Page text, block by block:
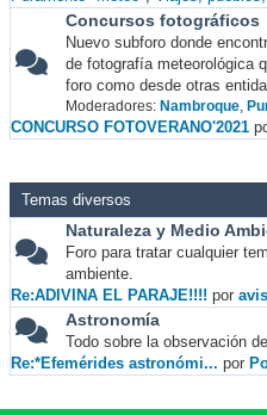
Concursos fotográficos
Nuevo subforo donde
de fotografía meteorológica
foro como desde otras
Moderadores: Nambroque,
CONCURSO FOTOVERANO'2021
Temas diversos
Naturaleza y Medio
Foro para tratar cualquier
ambiente.
Re:ADIVINA EL PARAJE!!!! por
Astronomía
Todo sobre la observación
Re:*Efemérides astronómi... por